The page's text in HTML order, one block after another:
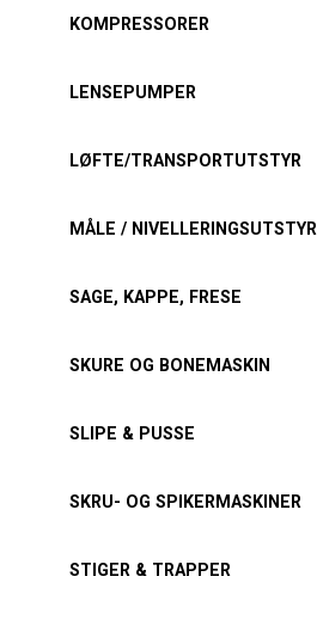
KOMPRESSORER
LENSEPUMPER
LØFTE/TRANSPORTUTSTYR
MÅLE / NIVELLERINGSUTSTYR
SAGE, KAPPE, FRESE
SKURE OG BONEMASKIN
SLIPE & PUSSE
SKRU- OG SPIKERMASKINER
STIGER & TRAPPER